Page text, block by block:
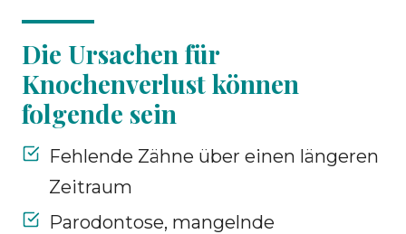
Die Ursachen für
Knochenverlust können
folgende sein
Fehlende Zähne über einen längeren
Zeitraum
Parodontose, mangelnde